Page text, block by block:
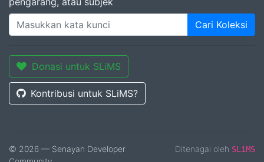
Cari Koleksi
Donasi untuk SLiMS
Kontribusi untuk SLiMS?
© 2026 — Senayan Developer
Ditenagai oleh SLiMS